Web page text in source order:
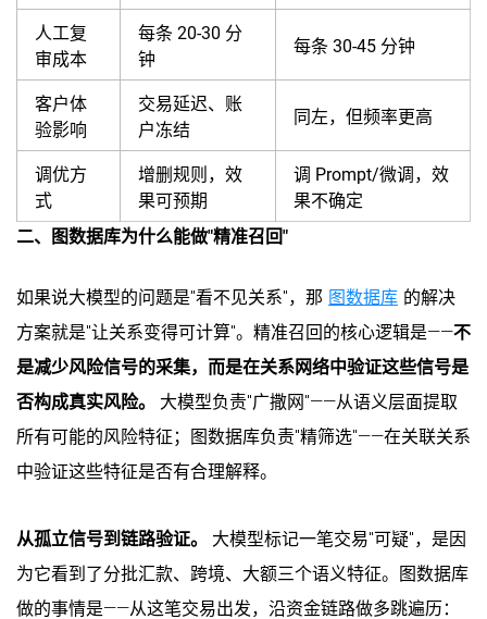
人工复
审成本
每条 20-30 分
钟
每条 30-45 分钟
客户体
验影响
交易延迟、账
户冻结
同左，但频率更高
调优方
式
增删规则，效
果可预期
调 Prompt/微调，效
果不确定
二、图数据库为什么能做"精准召回"
如果说大模型的问题是"看不见关系"，那 图数据库 的解决
方案就是"让关系变得可计算"。精准召回的核心逻辑是——不
是减少风险信号的采集，而是在关系网络中验证这些信号是
否构成真实风险。
大模型负责"广撒网"——从语义层面提取
所有可能的风险特征；图数据库负责"精筛选"——在关联关系
中验证这些特征是否有合理解释。
从孤立信号到链路验证。
大模型标记一笔交易"可疑"，是因
为它看到了分批汇款、跨境、大额三个语义特征。图数据库
做的事情是——从这笔交易出发，沿资金链路做多跳遍历：